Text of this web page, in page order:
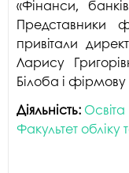
«Фінанси,
Представники
привітали
Ларису
Білоба і
Діяльність: Освіта
Факультет обліку